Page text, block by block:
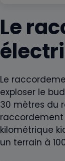
Le
Le
exploser le
30 mètres du
kilométrique
un terrain à